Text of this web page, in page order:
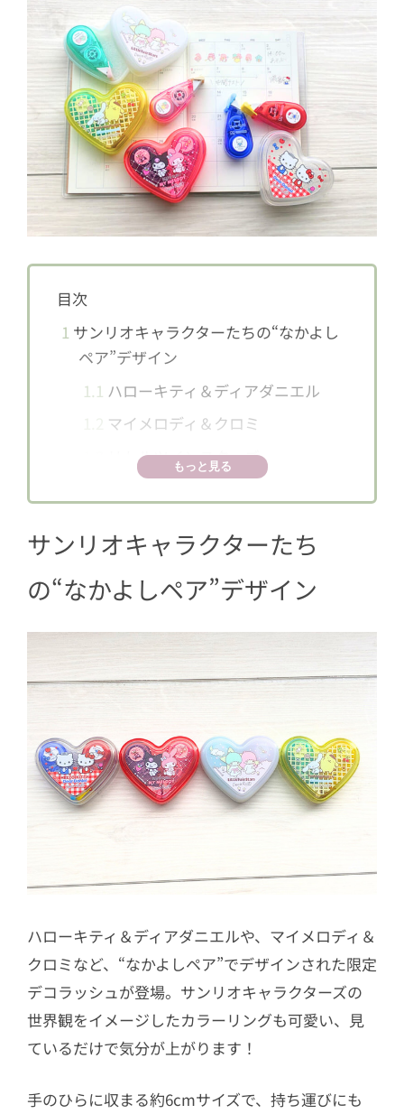
目次
1 サンリオキャラクターたちの“なかよし
ペア”デザイン
1.1 ハローキティ＆ディアダニエル
マイメロディ＆クロミ
リトルツインスターズ
をチェック
2.1ノートを開くたび気分が上がる！
毎日使いたくなるときめき文具
2.2デコラッシュが2個ぴったり入るハ
ート型ケース
ピタッと密着！きれいな仕上がり
もっと見る
サンリオキャラクターたち
の“なかよしペア”デザイン
ハローキティ＆ディアダニエルや、マイメロディ＆
クロミなど、“なかよしペア”でデザインされた限定
デコラッシュが登場。サンリオキャラクターズの
世界観をイメージしたカラーリングも可愛い、見
ているだけで気分が上がります！
手のひらに収まる約6cmサイズで、持ち運びにも